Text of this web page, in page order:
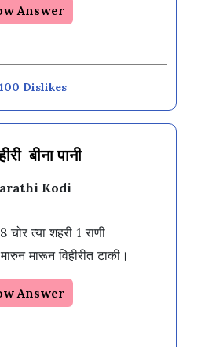
Answer
Dislikes
बीना पानी
Kodi
चोर त्या शहरी 1 राणी
मारून विहीरीत टाकी।
Answer